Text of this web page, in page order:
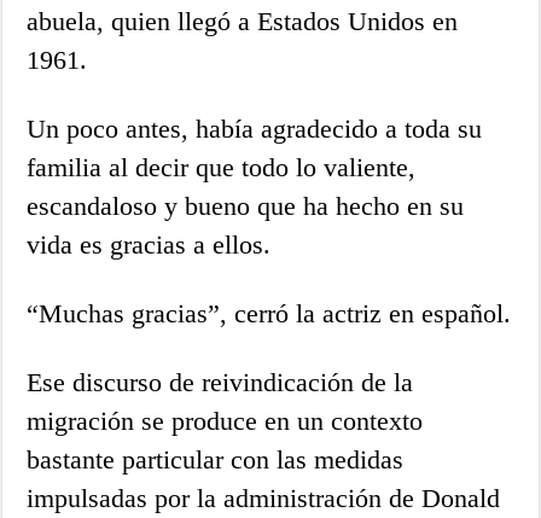
abuela, quien llegó a Estados Unidos en
1961.
Un poco antes, había agradecido a toda su
familia al decir que todo lo valiente,
escandaloso y bueno que ha hecho en su
vida es gracias a ellos.
“Muchas gracias”, cerró la actriz en español.
Ese discurso de reivindicación de la
migración se produce en un contexto
bastante particular con las medidas
impulsadas por la administración de Donald